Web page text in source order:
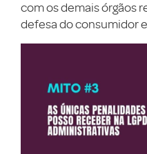
com os demais órgãos
defesa do consumidor